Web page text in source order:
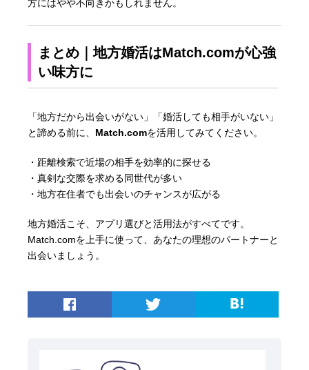
方にはやや不向きかもしれません。
まとめ｜地方婚活はMatch.comが心強
い味方に
「地方だから出会いがない」「婚活しても相手がいない」
と諦める前に、 Match.comを活用してみてください。
・距離検索で近場の相手を効率的に探せる
・真剣な交際を求める同世代が多い
・地方在住者でも出会いのチャンスが広がる
地方婚活こそ、アプリ選びと活用法がすべてです。
Match.comを上手に使って、あなたの理想のパートナーと
出会いましょう。